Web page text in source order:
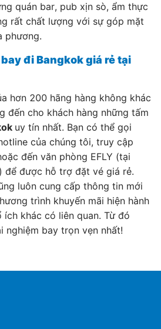
quán bar, pub xịn sò, ẩm thực
rất chất lượng với sự góp mặt
phương.
đi Bangkok giá rẻ tại
hơn 200 hãng hàng không khác
đến cho khách hàng những tấm
uy tín nhất. Bạn có thể gọi
của chúng tôi, truy cập
đến văn phòng EFLY (tại
để được hỗ trợ đặt vé giá rẻ.
luôn cung cấp thông tin mới
trình khuyến mãi hiện hành
khác có liên quan. Từ đó
nghiệm bay trọn vẹn nhất!